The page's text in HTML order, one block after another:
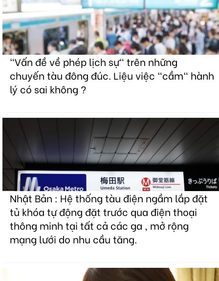
"Vấn đề về phép lịch sự" trên những
chuyến tàu đông đúc. Liệu việc "cầm" hành
lý có sai không ?
Nhật Bản : Hệ thống tàu điện ngầm lắp đặt
tủ khóa tự động đặt trước qua điện thoại
thông minh tại tất cả các ga , mở rộng
mạng lưới do nhu cầu tăng.